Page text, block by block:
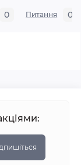
0 Питання 0